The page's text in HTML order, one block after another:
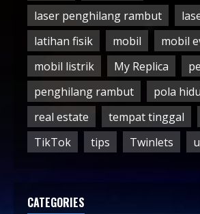
laser penghilang rambut
latihan fisik
mobil
mobil
mobil listrik
My Replica
penghilang rambut
pola
real estate
tempat tinggal
TikTok
tips Twinlets
CATEGORIES